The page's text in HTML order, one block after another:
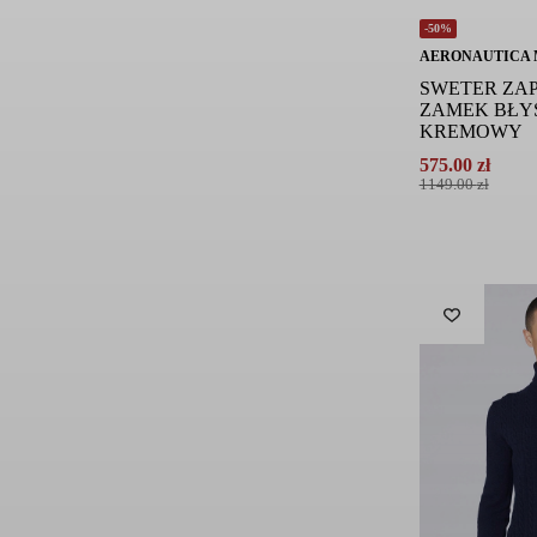
-50%
AERONAUTICA
SWETER
ZAMEK
KREMOWY
1149.00zł
Pierwotna
575.00 zł
Aktualna